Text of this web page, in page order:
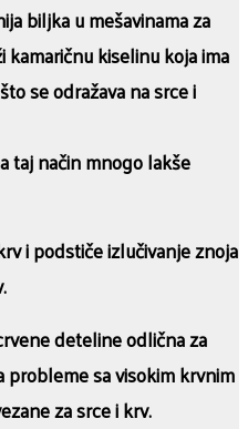
biljka u mešavinama za
kiselinu koja ima
se odražava na srce i
taj način mnogo lakše
i podstiče izlučivanje znoja
deteline odlična za
probleme sa visokim krvnim
za srce i krv.